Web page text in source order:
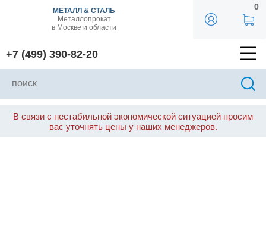
МЕТАЛЛ & СТАЛЬ
Металлопрокат
в Москве и области
+7 (499) 390-82-20
0
В связи с нестабильной экономической ситуацией просим
вас уточнять цены у наших менеджеров.